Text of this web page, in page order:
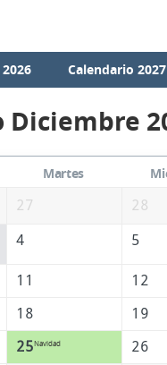
Calendario 2027
Diciembre
Martes
27 28
4 5
11 12
18 19
25Navidad 26